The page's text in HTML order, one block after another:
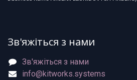
Зв'яжіться з нами
Зв'яжіться з нами
info@kitworks.systems